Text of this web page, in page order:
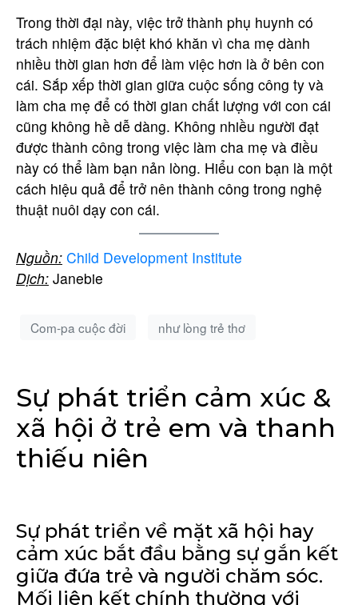
Trong thời đại này, việc trở thành phụ huynh có
trách nhiệm đặc biệt khó khăn vì cha mẹ dành
nhiều thời gian hơn để làm việc hơn là ở bên con
cái. Sắp xếp thời gian giữa cuộc sống công ty và
làm cha mẹ để có thời gian chất lượng với con cái
cũng không hề dễ dàng. Không nhiều người đạt
được thành công trong việc làm cha mẹ và điều
này có thể làm bạn nản lòng. Hiểu con bạn là một
cách hiệu quả để trở nên thành công trong nghệ
thuật nuôi dạy con cái.
Nguồn: Child Development Institute
Dịch: Janebie
Com-pa cuộc đời như lòng trẻ thơ
Sự phát triển cảm xúc &
xã hội ở trẻ em và thanh
thiếu niên
Sự phát triển về mặt xã hội hay
cảm xúc bắt đầu bằng sự gắn kết
giữa đứa trẻ và người chăm sóc.
Mối liên kết chính thường với